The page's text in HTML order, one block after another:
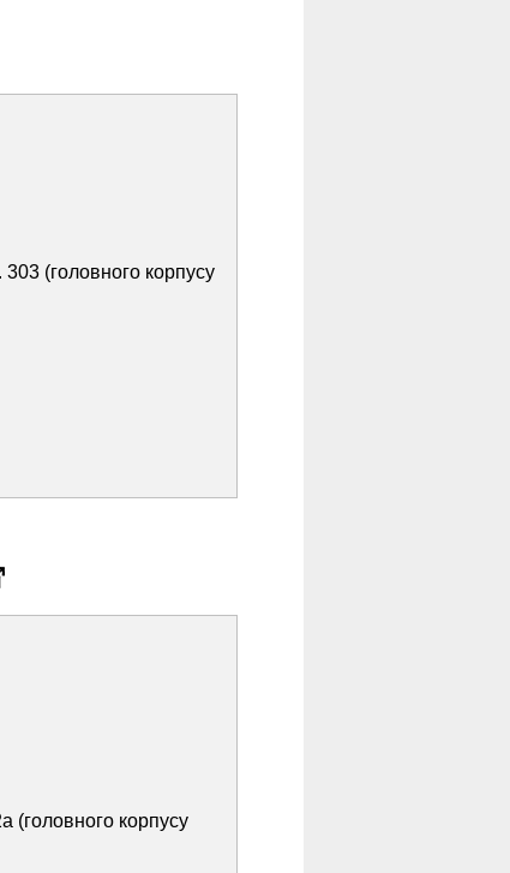
(головного корпусу
(головного корпусу